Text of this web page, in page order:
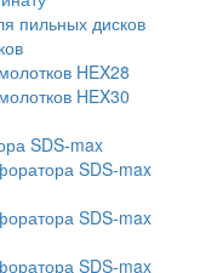
пильных дисков
HEX28
HEX30
SDS-max
SDS-max
SDS-max
SDS-max